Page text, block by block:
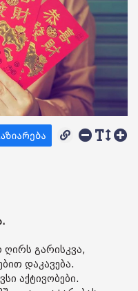
გარისკვა,
დაკავება.
აქტივობები.